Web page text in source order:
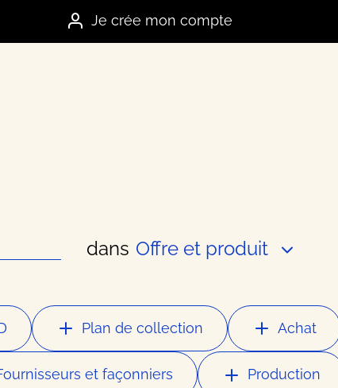
Je crée mon compte
dans Offre et produit
Plan de collection Achat
et façonniers Production